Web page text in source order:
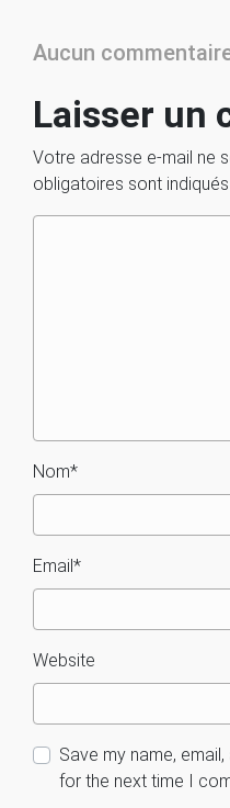
Aucun
Laisser un
Votre adresse e-mail ne
obligatoires sont
Nom*
Email *
Website
Save my name,
for the next time I